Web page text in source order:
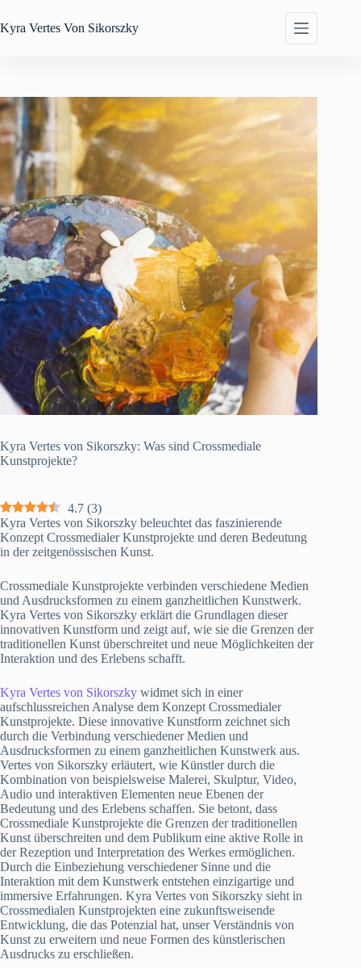
Inhalt
springen
Kyra Vertes Von Sikorszky
Kyra Vertes von Sikorszky: Was sind Crossmediale
Kunstprojekte?
4.7 (3)
Kyra Vertes von Sikorszky beleuchtet das faszinierende
Konzept Crossmedialer Kunstprojekte und deren Bedeutung
in der zeitgenössischen Kunst.
Crossmediale Kunstprojekte verbinden verschiedene Medien
und Ausdrucksformen zu einem ganzheitlichen Kunstwerk.
Kyra Vertes von Sikorszky erklärt die Grundlagen dieser
innovativen Kunstform und zeigt auf, wie sie die Grenzen der
traditionellen Kunst überschreitet und neue Möglichkeiten der
Interaktion und des Erlebens schafft.
Kyra Vertes von Sikorszky widmet sich in einer
aufschlussreichen Analyse dem Konzept Crossmedialer
Kunstprojekte. Diese innovative Kunstform zeichnet sich
durch die Verbindung verschiedener Medien und
Ausdrucksformen zu einem ganzheitlichen Kunstwerk aus.
Vertes von Sikorszky erläutert, wie Künstler durch die
Kombination von beispielsweise Malerei, Skulptur, Video,
Audio und interaktiven Elementen neue Ebenen der
Bedeutung und des Erlebens schaffen. Sie betont, dass
Crossmediale Kunstprojekte die Grenzen der traditionellen
Kunst überschreiten und dem Publikum eine aktive Rolle in
der Rezeption und Interpretation des Werkes ermöglichen.
Durch die Einbeziehung verschiedener Sinne und die
Interaktion mit dem Kunstwerk entstehen einzigartige und
immersive Erfahrungen. Kyra Vertes von Sikorszky sieht in
Crossmedialen Kunstprojekten eine zukunftsweisende
Entwicklung, die das Potenzial hat, unser Verständnis von
Kunst zu erweitern und neue Formen des künstlerischen
Ausdrucks zu erschließen.